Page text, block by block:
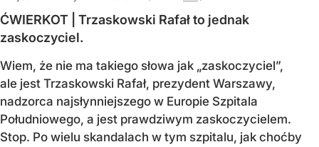
ĆWIERKOT | Trzaskowski Rafał to jednak
zaskoczyciel.
Wiem, że nie ma takiego słowa jak „zaskoczyciel”,
ale jest Trzaskowski Rafał, prezydent Warszawy,
nadzorca najsłynniejszego w Europie Szpitala
Południowego, a jest prawdziwym zaskoczycielem.
Stop. Po wielu skandalach w tym szpitalu, jak choćby